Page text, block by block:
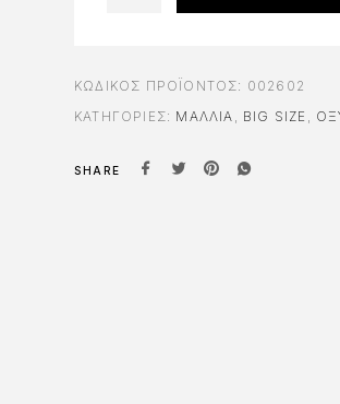
ΚΩΔΙΚΌΣ ΠΡΟΪΌΝΤΟΣ: 002602
ΚΑΤΗΓΟΡΊΕΣ: ΜΑΛΛΙΑ , BIG SIZE ,
SHARE